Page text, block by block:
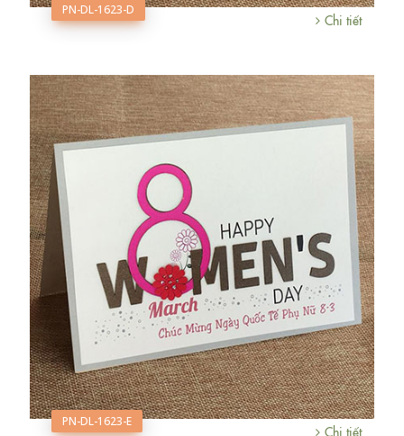
PN-DL-1623-D
Chi tiết
PN-DL-1623-E
Chi tiết